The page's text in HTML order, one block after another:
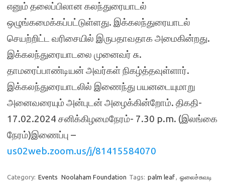
எனும் தலைப்பிலான கலந்துரையாடல்
ஒழுங்கமைக்கப்பட்டுள்ளது. இக்கலந்துரையாடல்
செயற்றிட்ட வரிசையில் இருபதாவதாக அமைகின்றது.
இக்கலந்துரையாடலை முனைவர் சு.
தாமரைப்பாண்டியன் அவர்கள் நிகழ்த்தவுள்ளார்.
இக்கலந்துரையாடலில் இணைந்து பயனடையுமாறு
அனைவரையும் அன்புடன் அழைக்கின்றோம். திகதி-
17.02.2024 சனிக்கிழமைநேரம்- 7.30 p.m. (இலங்கை
நேரம்)இணைப்பு –
us02web.zoom.us/j/81415584070
Category: Events Noolaham Foundation Tags: palm leaf, ஓலைச்சுவடி